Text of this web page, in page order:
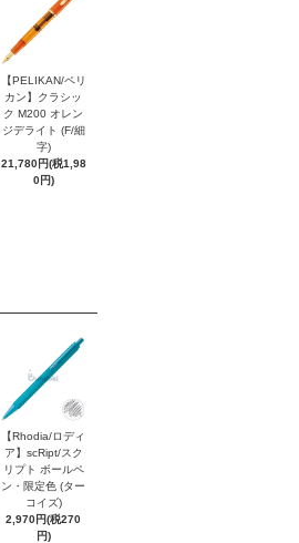
【PELIKAN/ペリ
カン】クラシッ
ク M200 オレン
ジデライト (F/細
字)
21,780円(税1,98
0円)
【Rhodia/ロディ
ア】scRipt/スク
リプト ボールペ
ン・限定色 (ター
コイズ)
2,970円(税270
円)